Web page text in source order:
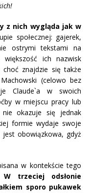
z nich wygląda jak w
społecznej: gajerek,
ostrymi tekstami na
większość ich nazwisk
znajdzie się także
(celowo bez
Claude`a w swoich
w miejscu pracy lub
nie okazuje się jednak
formie wydaje swoje
obowiązkowa, gdyż
w kontekście tego
W trzeciej odsłonie
sporo pukawek